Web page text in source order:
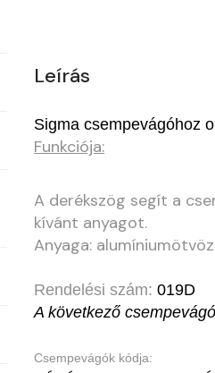
Leírás
Sigma csempevágóhoz
Funkciója:
A derékszög segít a
kívánt anyagot.
Anyaga:
Rendelési szám: 019D
A következő
Csempevágók kódja: